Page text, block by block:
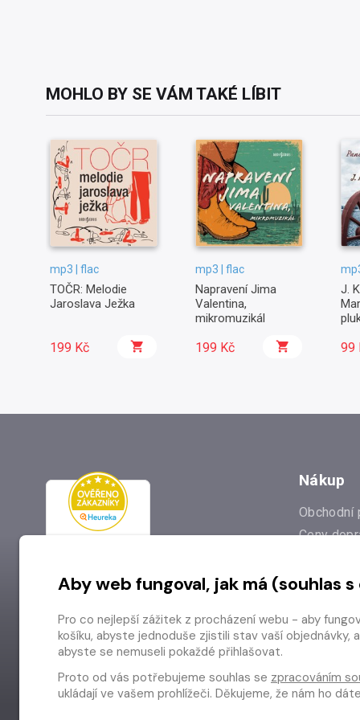
MOHLO BY SE VÁM TAKÉ LÍBIT
mp3 | flac
TOČR: Melodie
Jaroslava Ježka
199 Kč
mp3 | flac
Napravení Jima
Valentina,
mikromuzikál
199 Kč
J.
99
Nákup
Obchodní
Ceny
Prodejna
Aby web fungoval, jak má (souhlas
Pro co nejlepší zážitek z procházení webu - aby
košíku, abyste jednoduše zjistili stav vaší objednávky,
abyste se nemuseli pokaždé přihlašovat.
Proto od vás potřebujeme souhlas se zpracováním
ukládají ve vašem prohlížeči. Děkujeme, že nám ho